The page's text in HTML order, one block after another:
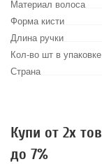
Материал волоса
Форма кисти
Длина ручки
Кол-во шт в упаковке
Страна
Купи от 2х
до 7%